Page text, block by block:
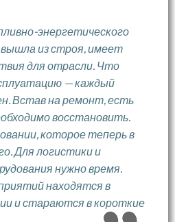
энергетического
из строя, имеет
для отрасли. Что
— каждый
Встав на ремонт, есть
восстановить.
которое теперь в
Для логистики и
нужно время.
находятся в
и стараются в короткие